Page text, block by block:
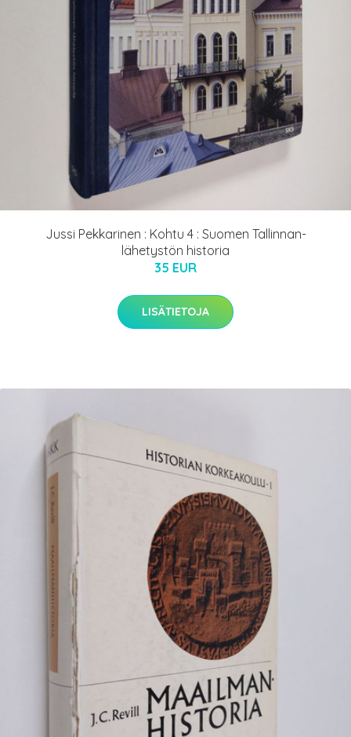
Jussi Pekkarinen : Kohtu 4 : Suomen Tallinnan-
lähetystön historia
35 EUR
LISÄTIETOJA